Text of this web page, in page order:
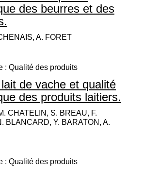
des beurres et des
A. FORET
: Qualité des produits
de vache et qualité
des produits laitiers.
CHATELIN, S. BREAU, F.
BLANCARD, Y. BARATON, A.
: Qualité des produits